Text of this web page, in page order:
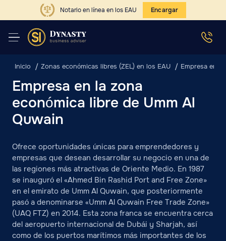
Notario en línea en los EAU Encargar
Inicio Zonas económicas libres (ZEL) en los EAU Empresa en
Empresa en la zona
económica libre de Umm Al
Quwain
Ofrece oportunidades únicas para emprendedores y
empresas que desean desarrollar su negocio en una de
las regiones más atractivas de Oriente Medio. En 1987
se inauguró el «Ahmed Bin Rashid Port and Free Zone»
en el emirato de Umm Al Quwain, que posteriormente
pasó a denominarse «Umm Al Quwain Free Trade Zone»
(UAQ FTZ) en 2014. Esta zona franca se encuentra cerca
del aeropuerto internacional de Dubái y Sharjah, así
como de los puertos marítimos más importantes de los